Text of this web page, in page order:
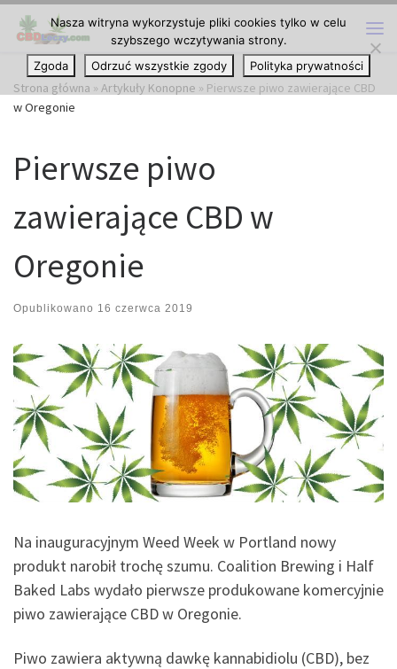
Przejdź do treści
Strona główna » Artykuły Konopne » Pierwsze piwo zawierające CBD
w Oregonie
Pierwsze piwo
zawierające CBD w
Oregonie
Opublikowano 16 czerwca 2019
Na inauguracyjnym Weed Week w Portland nowy
produkt narobił trochę szumu. Coalition Brewing i Half
Baked Labs wydało pierwsze produkowane komercyjnie
piwo zawierające CBD w Oregonie.
Piwo zawiera aktywną dawkę kannabidiolu (CBD), bez
Nasza witryna wykorzystuje pliki cookies tylko w celu
szybszego wczytywania strony.
Zgoda
Odrzuć wszystkie zgody Polityka prywatności